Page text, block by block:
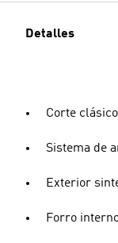
Detalles
Corte clásico
Sistema de
Exterior
Forro